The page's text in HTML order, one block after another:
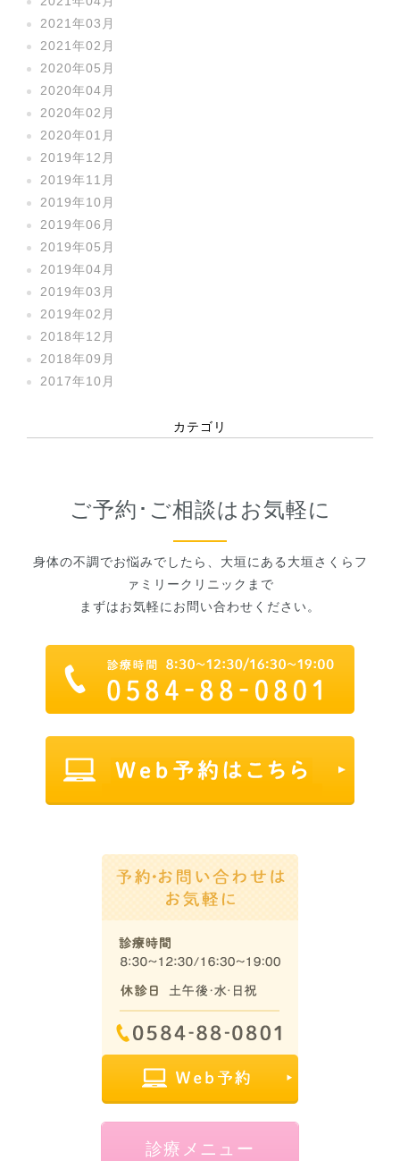
2021年03月
2021年02月
2020年05月
2020年04月
2020年02月
2020年01月
2019年12月
2019年11月
2019年10月
2019年06月
2019年05月
2019年04月
2019年03月
2019年02月
2018年12月
2018年09月
2017年10月
カテゴリ
ご予約･ご相談はお気軽に
身体の不調でお悩みでしたら、大垣にある大垣さくらフ
ァミリークリニックまで
まずはお気軽にお問い合わせください。
診療メニュー